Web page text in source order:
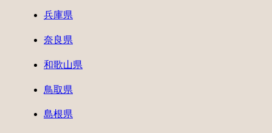
兵庫県
奈良県
和歌山県
鳥取県
島根県